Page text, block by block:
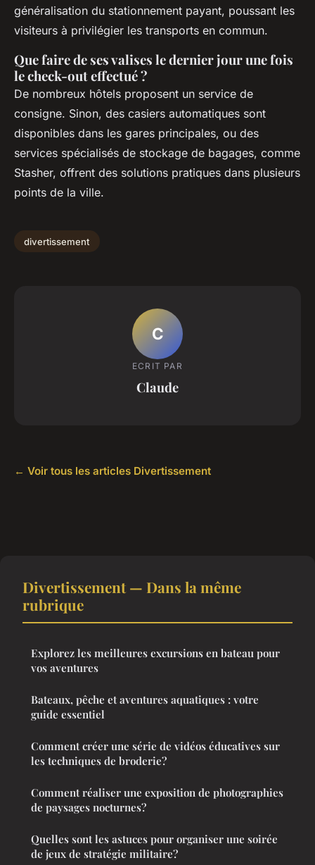
généralisation du stationnement payant, poussant les
visiteurs à privilégier les transports en commun.
Que faire de ses valises le dernier jour une fois
le check-out effectué ?
De nombreux hôtels proposent un service de
consigne. Sinon, des casiers automatiques sont
disponibles dans les gares principales, ou des
services spécialisés de stockage de bagages, comme
Stasher, offrent des solutions pratiques dans plusieurs
points de la ville.
divertissement
C
ECRIT PAR
Claude
← Voir tous les articles Divertissement
Divertissement — Dans la même
rubrique
Explorez les meilleures excursions en bateau pour
vos aventures
Bateaux, pêche et aventures aquatiques : votre
guide essentiel
Comment créer une série de vidéos éducatives sur
les techniques de broderie?
Comment réaliser une exposition de photographies
de paysages nocturnes?
Quelles sont les astuces pour organiser une soirée
de jeux de stratégie militaire?